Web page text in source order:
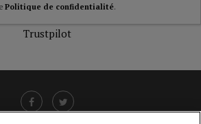
Politique de confidentialité.
Trustpilot